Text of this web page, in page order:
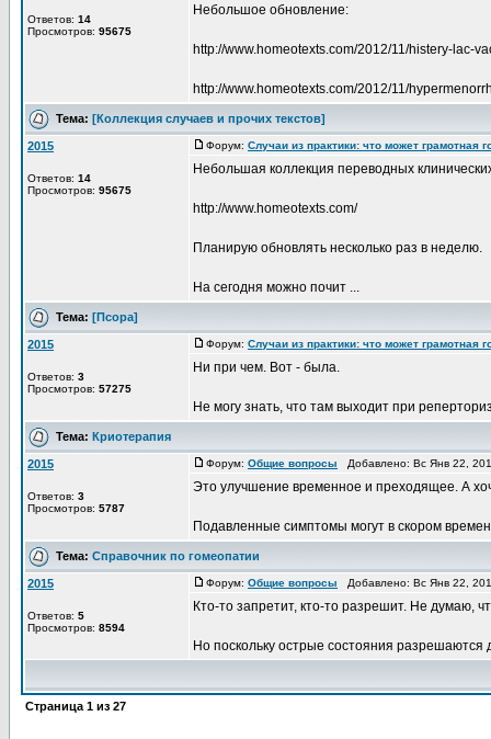
Ответов: 14
Просмотров: 95675
Небольшое обновление:
http://www.homeotexts.com/2012/11/histery-lac-
http://www.homeotexts.com/2012/11/
Тема: [Коллекция случаев и прочих текстов]
2015
Ответов: 14
Просмотров: 95675
Форум: Случаи из практики: что может грамотная
Небольшая коллекция переводных
http://www.homeotexts.com/
Планирую обновлять несколько раз в неделю.
На сегодня можно почит ...
Тема: [Псора]
2015
Ответов: 3
Просмотров: 57275
Форум: Случаи из практики: что может грамотная
Ни при чем. Вот - была.
Не могу знать, что там выходит при
Тема: Криотерапия
2015
Ответов: 3
Просмотров: 5787
Форум: Общие вопросы Добавлено: Вс Янв 22,
Это улучшение временное и преходящее. А
Подавленные симптомы могут в скором
Тема: Справочник по гомеопатии
2015
Ответов: 5
Просмотров: 8594
Форум: Общие вопросы Добавлено: Вс Янв 22,
Кто-то запретит, кто-то разрешит. Не думаю,
Но поскольку острые состояния
Страница 1 из 27